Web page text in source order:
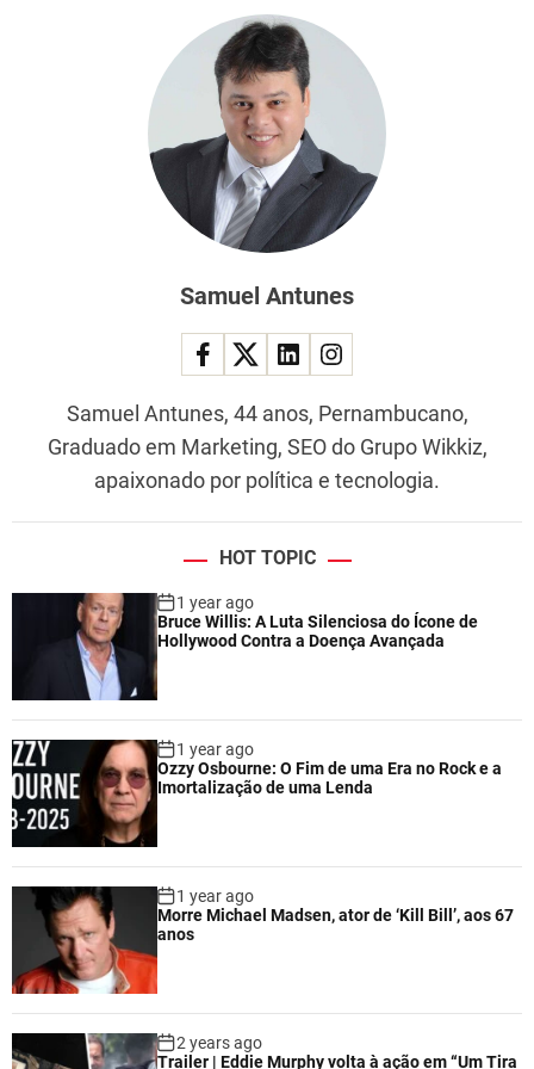
Samuel Antunes
Samuel Antunes, 44 anos, Pernambucano,
Graduado em Marketing, SEO do Grupo Wikkiz,
apaixonado por política e tecnologia.
HOT TOPIC
1 year ago
Bruce Willis: A Luta Silenciosa do Ícone de
Hollywood Contra a Doença Avançada
1 year ago
Ozzy Osbourne: O Fim de uma Era no Rock e a
Imortalização de uma Lenda
1 year ago
Morre Michael Madsen, ator de ‘Kill Bill’, aos 67
anos
2 years ago
Trailer | Eddie Murphy volta à ação em “Um Tira